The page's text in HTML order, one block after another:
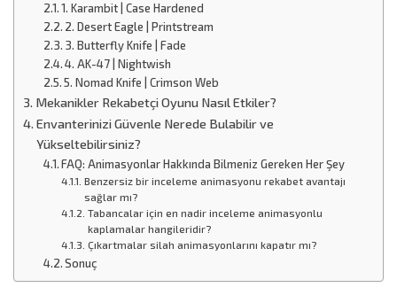
1. Karambit | Case Hardened
2. Desert Eagle | Printstream
3. Butterfly Knife | Fade
4. AK-47 | Nightwish
5. Nomad Knife | Crimson Web
Mekanikler Rekabetçi Oyunu Nasıl Etkiler?
Envanterinizi Güvenle Nerede Bulabilir ve
Yükseltebilirsiniz?
FAQ: Animasyonlar Hakkında Bilmeniz Gereken Her Şey
Benzersiz bir inceleme animasyonu rekabet avantajı
sağlar mı?
Tabancalar için en nadir inceleme animasyonlu
kaplamalar hangileridir?
Çıkartmalar silah animasyonlarını kapatır mı?
Sonuç